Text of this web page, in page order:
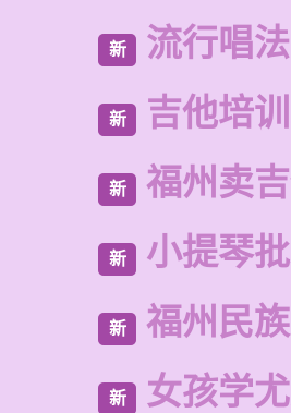
新 流行唱
新 吉他培
新 福州卖
新 小提琴
新 福州民
新 女孩学